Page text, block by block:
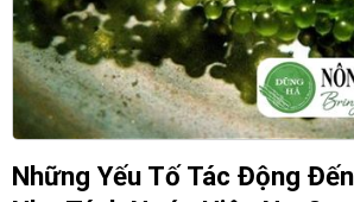
Những Yếu Tố Tác Động